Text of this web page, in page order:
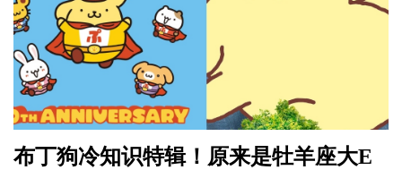
布丁狗冷知识特辑！原来是牡羊座大E